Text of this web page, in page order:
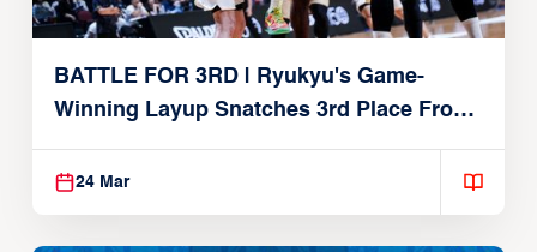
BATTLE FOR 3RD | Ryukyu's Game-
Winning Layup Snatches 3rd Place From
Alvark
24 Mar